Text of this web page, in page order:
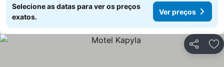
Selecione as datas para ver os preços
exatos.
Ver preços
Partilhar